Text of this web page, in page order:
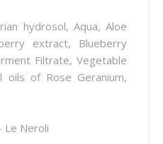
hydrosol, Aqua, Aloe
extract, Blueberry
Filtrate, Vegetable
oils of Rose Geranium,
Le Neroli